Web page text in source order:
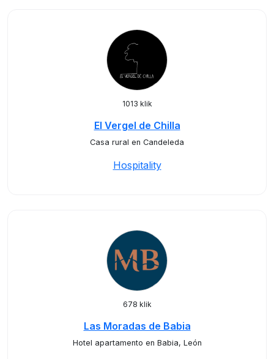
1013 klik
El Vergel de Chilla
Casa rural en Candeleda
Hospitality
678 klik
Las Moradas de Babia
Hotel apartamento en Babia, León